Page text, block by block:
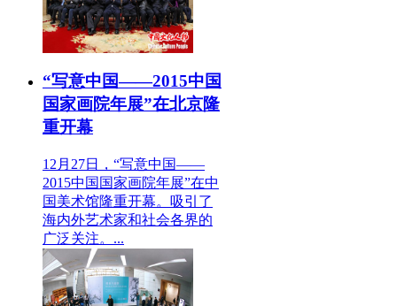
“写意中国——2015中国
国家画院年展”在北京隆
重开幕
12月27日，“写意中国——
2015中国国家画院年展”在中
国美术馆隆重开幕。吸引了
海内外艺术家和社会各界的
广泛关注。...